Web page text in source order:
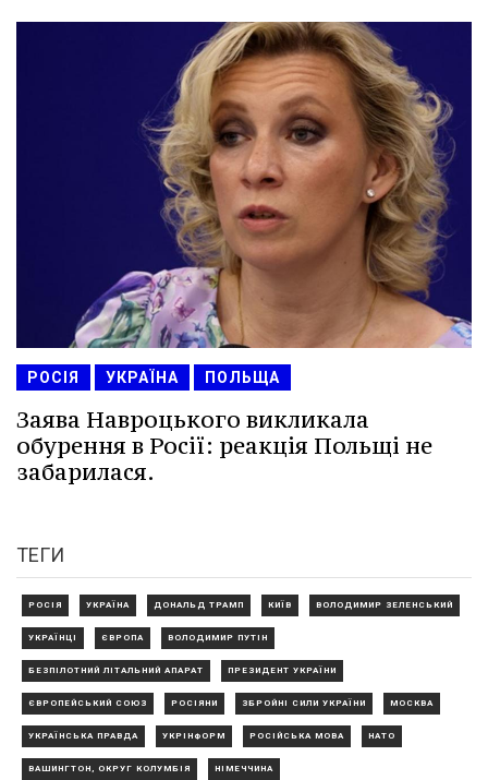
РОСІЯ УКРАЇНА ПОЛЬЩА
Заява Навроцького викликала
обурення в Росії: реакція Польщі не
забарилася.
ТЕГИ
РОСІЯ УКРАЇНА ДОНАЛЬД ТРАМП КИЇВ ВОЛОДИМИР ЗЕЛЕНСЬКИЙ
УКРАЇНЦІ ЄВРОПА ВОЛОДИМИР ПУТІН
БЕЗПІЛОТНИЙ ЛІТАЛЬНИЙ АПАРАТ ПРЕЗИДЕНТ УКРАЇНИ
ЄВРОПЕЙСЬКИЙ СОЮЗ РОСІЯНИ ЗБРОЙНІ СИЛИ УКРАЇНИ МОСКВА
УКРАЇНСЬКА ПРАВДА УКРІНФОРМ РОСІЙСЬКА МОВА НАТО
ВАШИНГТОН, ОКРУГ КОЛУМБІЯ НІМЕЧЧИНА